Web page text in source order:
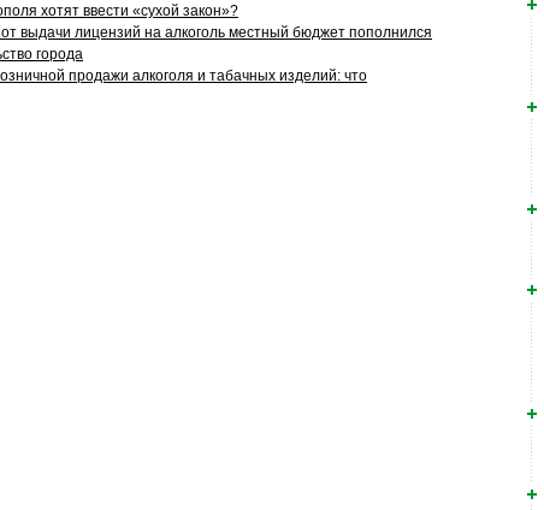
хотят ввести «сухой закон»?
выдачи лицензий на алкоголь местный бюджет пополнился
города
продажи алкоголя и табачных изделий: что